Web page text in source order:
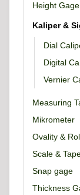
Height Gage
Kaliper &
Dial
Digital
Vernier
Measuring
Mikrometer
Ovality &
Scale &
Snap gage
Thickness